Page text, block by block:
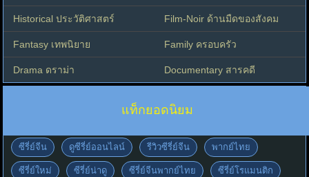
Historical ประวัติศาสตร์ Film-Noir ด้านมืดของสังคม
Fantasy เทพนิยาย Family ครอบครัว
Drama ดราม่า Documentary สารคดี
แท็กยอดนิยม
ซีรี่ย์จีน ดูซีรี่ย์ออนไลน์ รีวิวซีรี่ย์จีน พากย์ไทย
ซีรี่ย์ใหม่ ซีรี่ย์น่าดู ซีรี่ย์จีนพากย์ไทย ซีรี่ย์โรแมนติก